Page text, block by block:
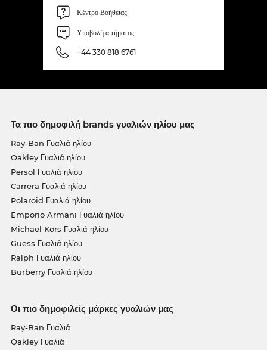
Κέντρο Βοήθειας
Υποβολή αιτήματος
+44 330 818 6761
Τα πιο δημοφιλή brands γυαλιών ηλίου μας
Ray-Ban Γυαλιά ηλίου
Oakley Γυαλιά ηλίου
Persol Γυαλιά ηλίου
Carrera Γυαλιά ηλίου
Polaroid Γυαλιά ηλίου
Emporio Armani Γυαλιά ηλίου
Michael Kors Γυαλιά ηλίου
Guess Γυαλιά ηλίου
Ralph Γυαλιά ηλίου
Burberry Γυαλιά ηλίου
Οι πιο δημοφιλείς μάρκες γυαλιών μας
Ray-Ban Γυαλιά
Oakley Γυαλιά